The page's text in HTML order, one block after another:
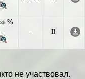
%
-
II
не участвовал.